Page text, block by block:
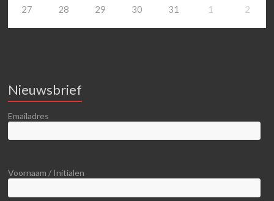
27 28 29 30 31 1 2
Nieuwsbrief
Emailadres
Voornaam / Initialen